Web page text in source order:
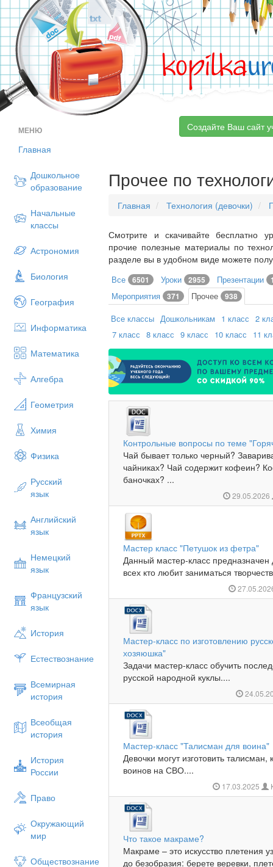
kopilka
МЕНЮ
Главная
Дошкольное
образование
Начальные
классы
Астрономия
Биология
География
Информатика
Математика
Алгебра
Геометрия
Химия
Физика
Русский
язык
Английский
язык
Немецкий
язык
Французский
язык
История
Естествознание
Всемирная
история
Всеобщая
история
История
России
Право
Окружающий
мир
Обществознание
Создайте Ваш сайт
Прочее по
Главная Технология (девочки)
Смотрите и скачивайте бесплатно
прочие полезные материалы по
разделе вы в удобном виде можете
Все 6501 Уроки 2955 Презентации
Мероприятия 371 Прочее 938
Все классы Дошкольникам 1 класс 2
7 класс 8 класс 9 класс 10 класс 11
Контрольные вопросы по теме
Чай бывает только черный?
чайниках? Чай содержит кофеин?
баночках? ...
29.05.2026
Мастер класс "Петушок из фетра"
Данный мастер-класс
всех кто любит заниматься
Мастер-класс по изготовлению
хозяюшка"
Задачи мастер-класс обучить
русской народной куклы....
Мастер-класс "Талисман для воина"
Девочки могут изготовить
воинов на СВО....
17.03.2025
Что такое макраме?
Макраме – это искусство плетения
до безобразия: берете веревки,